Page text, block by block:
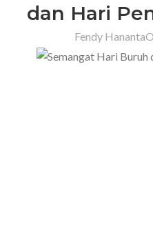
dan Hari
Fendy Hananta